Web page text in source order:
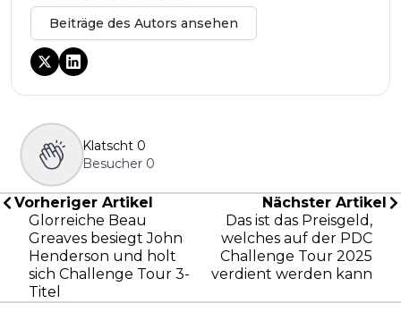
Beiträge des Autors ansehen
Klatscht 0
Besucher 0
Vorheriger Artikel
Glorreiche Beau
Greaves besiegt John
Henderson und holt
sich Challenge Tour 3-
Titel
Nächster Artikel
Das ist das Preisgeld,
welches auf der PDC
Challenge Tour 2025
verdient werden kann